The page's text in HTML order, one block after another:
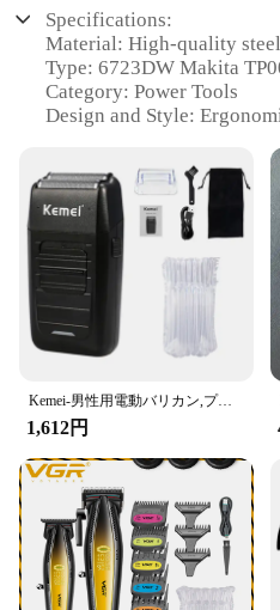
Specifications:
Material: High-quality steel
Type: 6723DW Makita
Category: Power Tools
Design and Style:
Usage and Purpose: Ideal
tasks
Performance and
performance
Parts and Accessories:
attachments for versatile use
Features:
|6723dwマキタ
**Efficient and Durable
The 6723DW Makita
power tool designed for
enthusiasts alike. Crafted
this barikan is built to
use. Its ergonomic design
grip, reducing hand
The tool's robust
make it an indispensable
Kemei-男性用電動バリカン,プロ用シェーバー,ヘアカッター,KM-2296, KM-2299, KM-1102,
1,612円